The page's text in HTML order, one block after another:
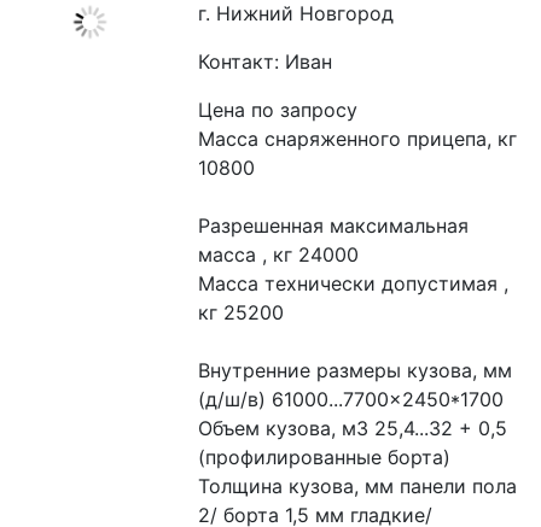
г. Нижний Новгород
Контакт: Иван
Цена по запросу
Масса снаряженного прицепа, кг
10800
Разрешенная максимальная
масса , кг 24000
Масса технически допустимая ,
кг 25200
Внутренние размеры кузова, мм
(д/ш/в) 61000...7700×2450*1700
Объем кузова, м3 25,4...32 + 0,5
(профилированные борта)
Толщина кузова, мм панели пола
2/ борта 1,5 мм гладкие/